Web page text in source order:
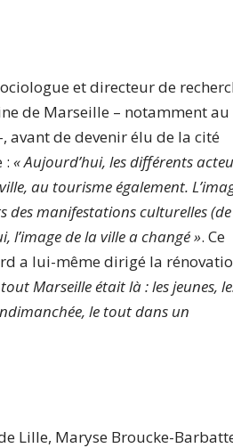
et directeur de
de Marseille – notamment au
de devenir élu de la cité
:« Aujourd’hui, les différents
au tourisme également.
des manifestations culturelles (de
de la ville a changé ». Ce
a lui-même dirigé la
Marseille était là : les jeunes,
le tout dans un
Lille, Maryse Broucke-